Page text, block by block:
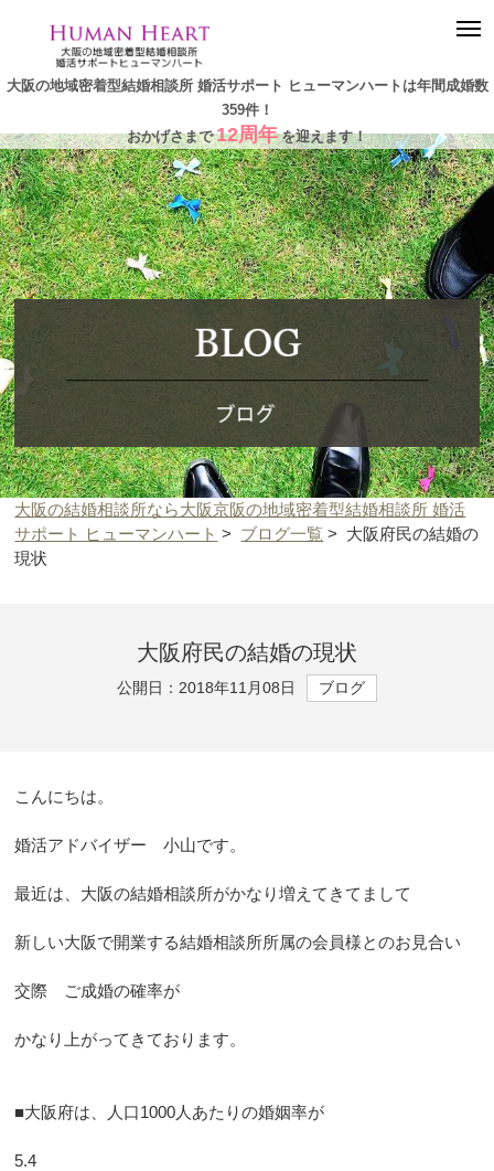
大阪の地域密着型結婚相談所 婚活サポート ヒューマンハートは年間成婚数
359件！
おかげさまで 12周年 を迎えます！
大阪の結婚相談所なら大阪京阪の地域密着型結婚相談所 婚活
サポート ヒューマンハート > ブログ一覧 > 大阪府民の結婚の
現状
大阪府民の結婚の現状
公開日：2018年11月08日 ブログ
こんにちは。
婚活アドバイザー 小山です。
最近は、大阪の結婚相談所がかなり増えてきてまして
新しい大阪で開業する結婚相談所所属の会員様とのお見合い
交際 ご成婚の確率が
かなり上がってきております。
■大阪府は、人口1000人あたりの婚姻率が
5.4